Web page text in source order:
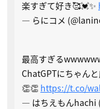
楽すぎて好き🥰💓✨
— らにコメ
最高すぎる
ChatGPTにちゃん
👏👏 https://t.co/
— はちえもんhachi